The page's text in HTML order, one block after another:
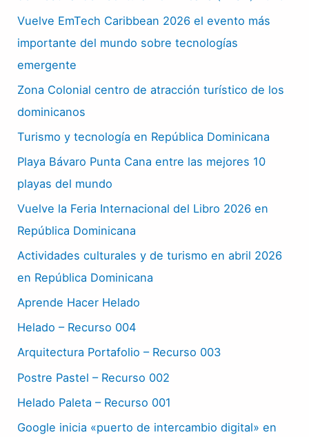
Vuelve EmTech Caribbean 2026 el evento más
importante del mundo sobre tecnologías
emergente
Zona Colonial centro de atracción turístico de los
dominicanos
Turismo y tecnología en República Dominicana
Playa Bávaro Punta Cana entre las mejores 10
playas del mundo
Vuelve la Feria Internacional del Libro 2026 en
República Dominicana
Actividades culturales y de turismo en abril 2026
en República Dominicana
Aprende Hacer Helado
Helado – Recurso 004
Arquitectura Portafolio – Recurso 003
Postre Pastel – Recurso 002
Helado Paleta – Recurso 001
Google inicia «puerto de intercambio digital» en